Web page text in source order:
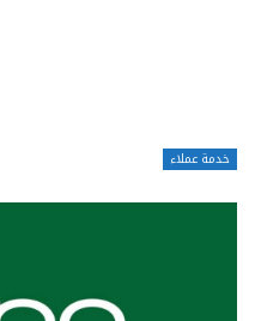
خدمة عملاء